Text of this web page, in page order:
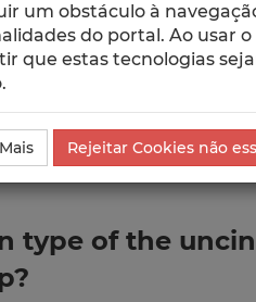
type of the
um obstáculo à
do portal. Ao usar
que estas tecnologias
Rejeitar Cookies não